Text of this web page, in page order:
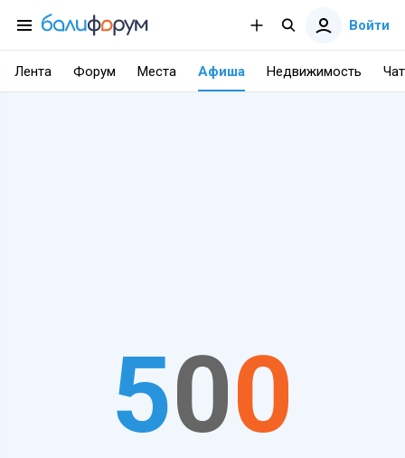
Войти
Лента Форум Места Афиша Недвижимость Чат
500